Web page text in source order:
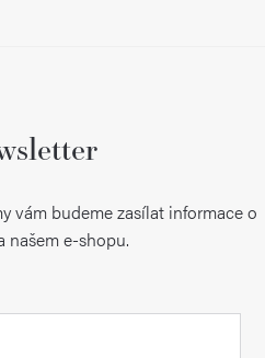
vám budeme zasílat informace o
našem e-shopu.